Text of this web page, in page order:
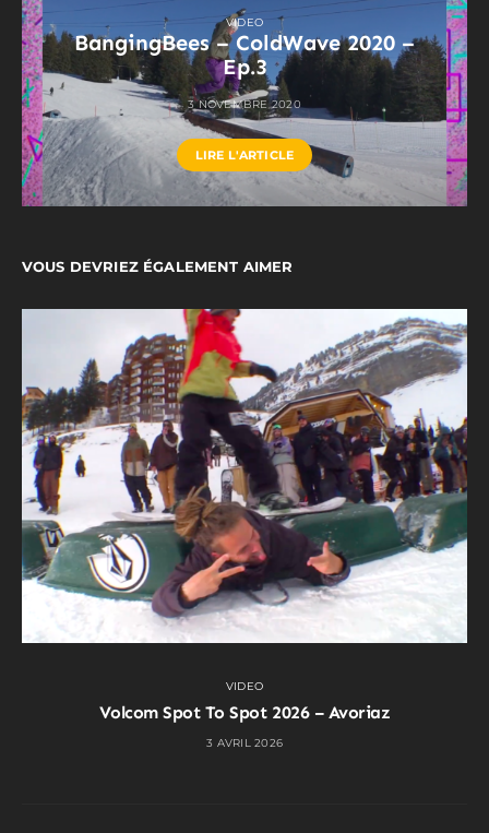
VIDEO
BangingBees – ColdWave 2020 –
Ep.3
3 NOVEMBRE 2020
LIRE L'ARTICLE
VOUS DEVRIEZ ÉGALEMENT AIMER
VIDEO
Volcom Spot To Spot 2026 – Avoriaz
3 AVRIL 2026